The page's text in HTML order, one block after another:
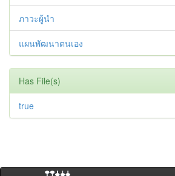
ภาวะผู้นำ
แผนพัฒนาตนเอง
Has File(s)
true